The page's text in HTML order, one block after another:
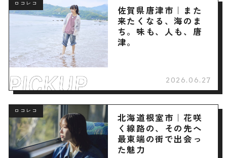
ロコレコ
佐賀県唐津市｜また
来たくなる、海のま
ち。味も、人も、唐
津。
2026.06.27
ロコレコ
北海道根室市｜花咲
く線路の、その先へ
最東端の街で出会っ
た魅力